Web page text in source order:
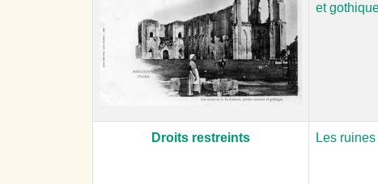
et
Droits restreints
Les